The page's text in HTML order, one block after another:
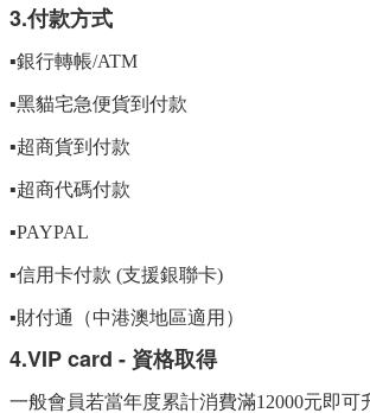
3.付款方式
▪銀行轉帳/ATM
▪黑貓宅急便貨到付款
▪超商貨到付款
▪超商代碼付款
▪PAYPAL
▪信用卡付款 (支援銀聯卡)
▪財付通（中港澳地區適用）
4.VIP card - 資格取得
一般會員若當年度累計消費滿12000元即可